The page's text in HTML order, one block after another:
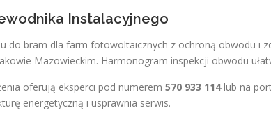
Instalacyjnego
do bram dla farm fotowoltaicznych z ochroną obwodu i
Mazowieckim. Harmonogram inspekcji obwodu
oferują eksperci pod numerem 570 933 114lub na
energetyczną i usprawnia serwis.